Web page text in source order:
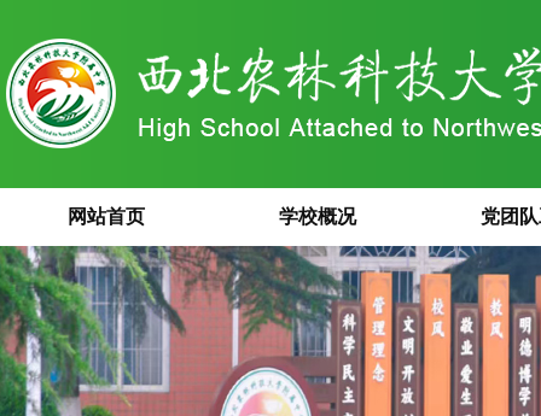
网站首页 学校概况 党团